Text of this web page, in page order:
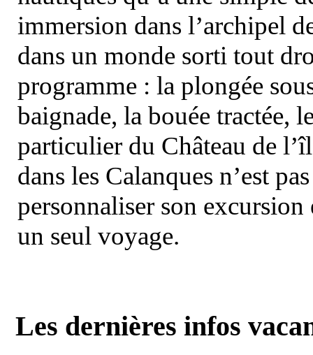
immersion dans l’archipel
dans un monde sorti tout
programme : la plongée
baignade, la bouée tractée,
particulier du Château de
dans les Calanques n’est
personnaliser son
un seul voyage.
Les dernières infos